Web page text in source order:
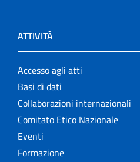
ATTIVITÀ
Accesso agli atti
Basi di dati
Collaborazioni internazionali
Comitato Etico Nazionale
Eventi
Formazione